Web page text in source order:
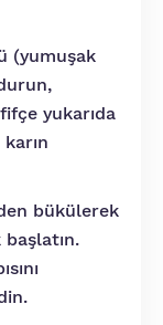
(yumuşak
yukarıda
bükülerek
başlatın.